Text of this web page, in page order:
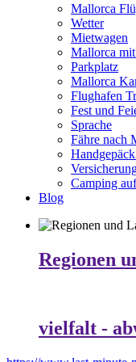
Mallorca
Wetter
Mietwagen
Mallorca
Parkplatz
Mallorca
Flughafen
Fest und
Sprache
Fähre nach
Camping
Blog
Regionen
vielfalt -